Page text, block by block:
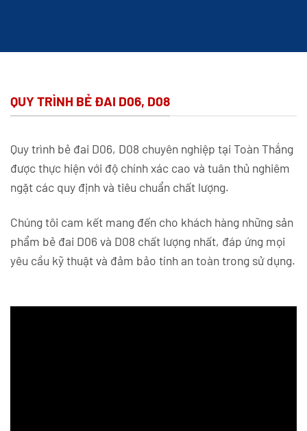
QUY TRÌNH BẺ ĐAI D06, D08
Quy trình bẻ đai D06, D08 chuyên nghiệp tại Toàn Thắng
được thực hiện với độ chính xác cao và tuân thủ nghiêm
ngặt các quy định và tiêu chuẩn chất lượng.
Chúng tôi cam kết mang đến cho khách hàng những sản
phẩm bẻ đai D06 và D08 chất lượng nhất, đáp ứng mọi
yêu cầu kỹ thuật và đảm bảo tính an toàn trong sử dụng.